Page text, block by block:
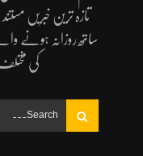
تازہ ترین خبریں
ساتھ روزانہ ہونے
کی